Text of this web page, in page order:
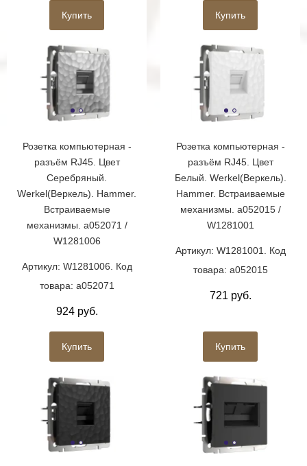
Купить Купить
Розетка компьютерная -
разъём RJ45. Цвет
Серебряный.
Werkel(Веркель). Hammer.
Встраиваемые
механизмы. a052071 /
W1281006
Артикул: W1281006. Код
товара: a052071
924 руб.
Купить
Розетка компьютерная -
разъём RJ45. Цвет
Белый. Werkel(Веркель).
Hammer. Встраиваемые
механизмы. a052015 /
W1281001
Артикул: W1281001. Код
товара: a052015
721 руб.
Купить